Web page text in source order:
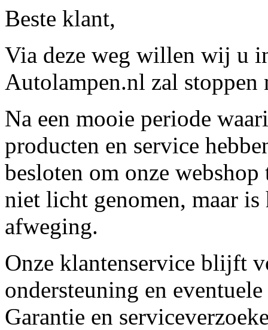
Beste klant,
Via deze weg willen wij u
Autolampen.nl zal stoppen
Na een mooie periode
producten en service
besloten om onze
niet licht genomen, maar
afweging.
Onze klantenservice blijft
ondersteuning en
Garantie en